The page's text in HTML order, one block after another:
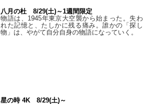
八月の杜 8/29(土)～1週間限定
物語は、1945年東京大空襲から始まった。失わ
れた記憶と、たしかに残る痛み。誰かの「探し
物」は、やがて自分自身の物語になっていく。
星の時 4K 8/29(土)～